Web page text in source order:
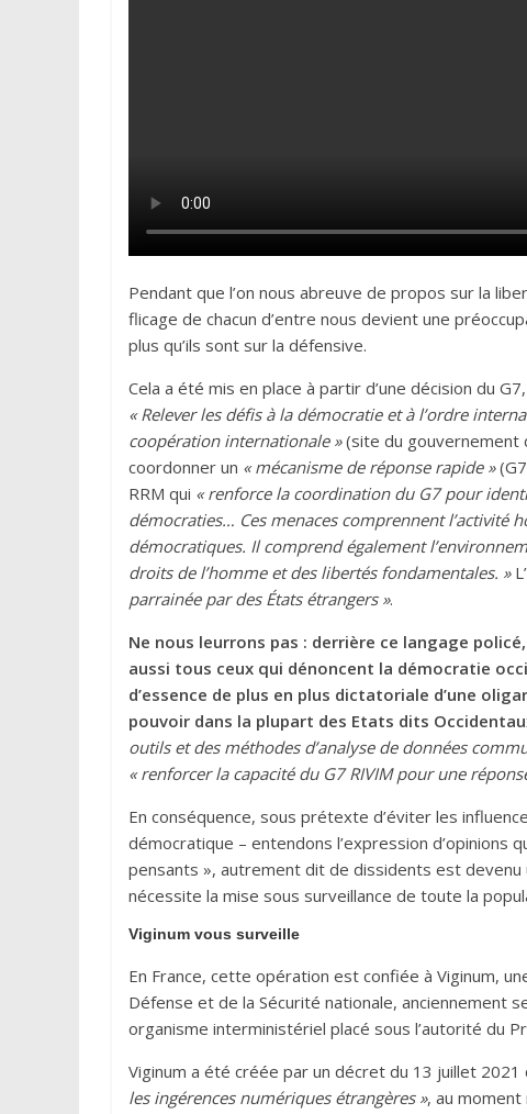
Pendant que l’on nous abreuve de propos sur la
flicage de chacun d’entre nous devient une
plus qu’ils sont sur la défensive.
Cela a été mis en place à partir d’une décision du
« Relever les défis à la démocratie et à l’ordre
coopération internationale »(site du gouvernement
coordonner un « mécanisme de réponse rapide »
RRM qui « renforce la coordination du G7 pour
démocraties… Ces menaces comprennent l’activité
démocratiques. Il comprend également
droits de l’homme et des libertés fondamentales. »
parrainée par des États étrangers ».
Ne nous leurrons pas : derrière ce langage
aussi tous ceux qui dénoncent la démocratie
d’essence de plus en plus dictatoriale d’une
pouvoir dans la plupart des Etats dits
outils et des méthodes d’analyse de données
« renforcer la capacité du G7 RIVIM pour une
En conséquence, sous prétexte d’éviter les
démocratique – entendons l’expression d’opinions
pensants », autrement dit de dissidents est devenu
nécessite la mise sous surveillance de toute la
Viginum vous surveille
En France, cette opération est confiée à Viginum,
Défense et de la Sécurité nationale, anciennement
organisme interministériel placé sous l’autorité du
Viginum a été créée par un décret du 13 juillet 2021
les ingérences numériques étrangères », au